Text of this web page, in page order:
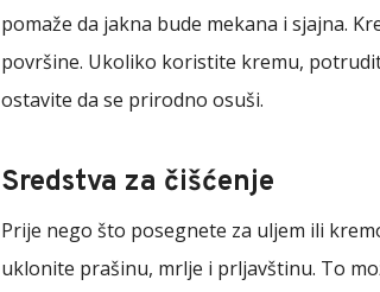
pomaže da jakna bude mekana i sjajna.
površine. Ukoliko koristite kremu,
ostavite da se prirodno osuši.
Sredstva za čišćenje
Prije nego što posegnete za uljem ili
uklonite prašinu, mrlje i prljavštinu. To